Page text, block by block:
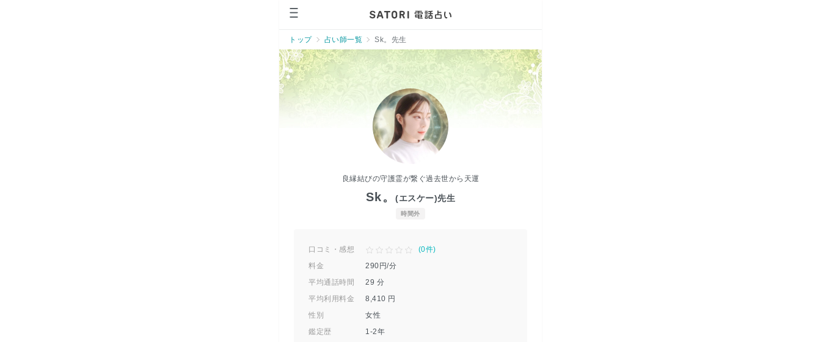
トップ 占い師一覧 Sk。先生
良縁結びの守護霊が繋ぐ過去世から天運
Sk。(エスケー)先生
時間外
口コミ・感想 (0件)
料金
290 円/分
平均通話時間
29 分
平均利用料金
8,410 円
性別
女性
鑑定歴
1-2年